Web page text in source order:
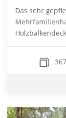
Das sehr